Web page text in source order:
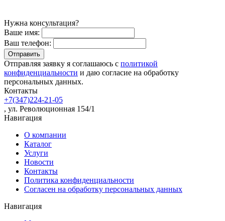
Нужна консультация?
Ваше имя:
Ваш телефон:
Отправляя заявку я соглашаюсь с политикой
конфиденциальности и даю согласие на обработку
персональных данных.
Контакты
+7(347)224-21-05
, ул. Революционная 154/1
Навигация
О компании
Каталог
Услуги
Новости
Контакты
Политика конфиденциальности
Согласен на обработку персональных данных
Навигация